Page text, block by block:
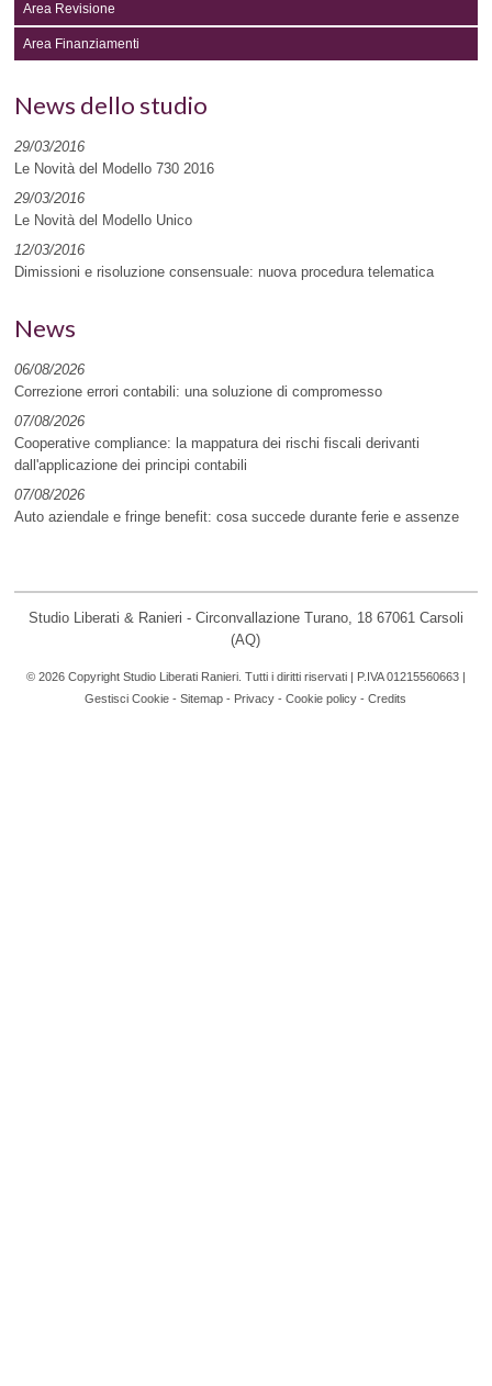
Area Revisione
Area Finanziamenti
News dello studio
29/03/2016
Le Novità del Modello 730 2016
29/03/2016
Le Novità del Modello Unico
12/03/2016
Dimissioni e risoluzione consensuale: nuova procedura telematica
News
06/08/2026
Correzione errori contabili: una soluzione di compromesso
07/08/2026
Cooperative compliance: la mappatura dei rischi fiscali derivanti
dall'applicazione dei principi contabili
07/08/2026
Auto aziendale e fringe benefit: cosa succede durante ferie e assenze
Studio Liberati & Ranieri - Circonvallazione Turano, 18 67061 Carsoli
(AQ)
© 2026 Copyright Studio Liberati Ranieri. Tutti i diritti riservati | P.IVA 01215560663 |
Gestisci Cookie -Sitemap - Privacy -Cookie policy -Credits